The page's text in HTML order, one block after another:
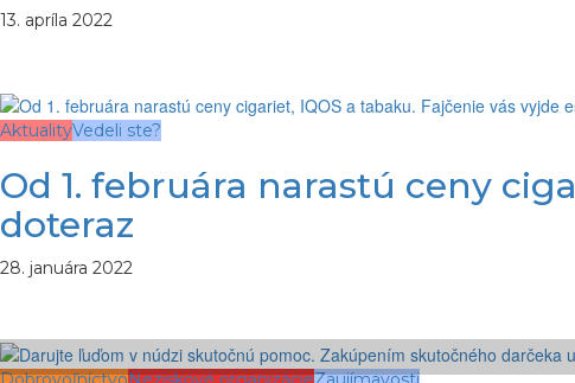
13. apríla 2022
AktualityVedeli ste?
Od 1. februára narastú ceny
doteraz
28. januára 2022